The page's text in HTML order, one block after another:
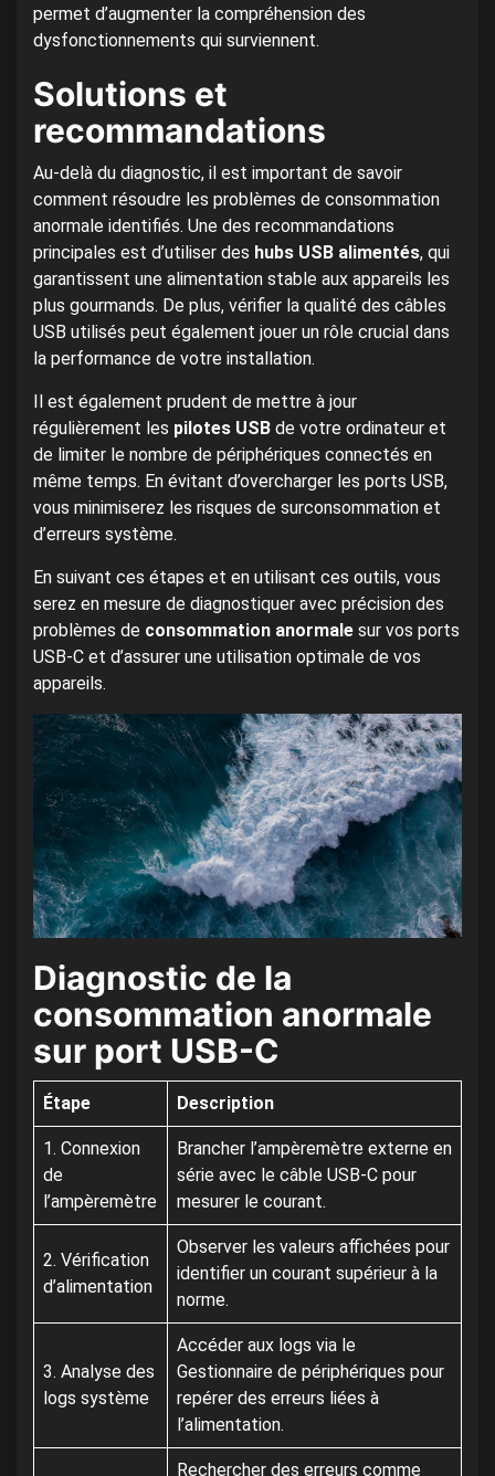
permet d’augmenter la compréhension des
dysfonctionnements qui surviennent.
Solutions et
recommandations
Au-delà du diagnostic, il est important de savoir
comment résoudre les problèmes de consommation
anormale identifiés. Une des recommandations
principales est d’utiliser des hubs USB alimentés, qui
garantissent une alimentation stable aux appareils les
plus gourmands. De plus, vérifier la qualité des câbles
USB utilisés peut également jouer un rôle crucial dans
la performance de votre installation.
Il est également prudent de mettre à jour
régulièrement les pilotes USB de votre ordinateur et
de limiter le nombre de périphériques connectés en
même temps. En évitant d’overcharger les ports USB,
vous minimiserez les risques de surconsommation et
d’erreurs système.
En suivant ces étapes et en utilisant ces outils, vous
serez en mesure de diagnostiquer avec précision des
problèmes de consommation anormale sur vos ports
USB-C et d’assurer une utilisation optimale de vos
appareils.
Diagnostic de la
consommation anormale
sur port USB-C
Étape Description
1. Connexion
de
l’ampèremètre
Brancher l’ampèremètre externe en
série avec le câble USB-C pour
mesurer le courant.
2. Vérification
d’alimentation
Observer les valeurs affichées pour
identifier un courant supérieur à la
norme.
3. Analyse des
logs système
Accéder aux logs via le
Gestionnaire de périphériques pour
repérer des erreurs liées à
l’alimentation.
Rechercher des erreurs comme